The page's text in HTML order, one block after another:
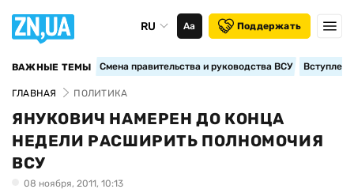
RU Аа Поддержать
ВАЖНЫЕ ТЕМЫ Смена правительства и руководства ВСУ
ГЛАВНАЯ ПОЛИТИКА
ЯНУКОВИЧ НАМЕРЕН ДО КОНЦА
НЕДЕЛИ РАСШИРИТЬ ПОЛНОМОЧИЯ
ВСУ
08 ноября, 2011, 10:13